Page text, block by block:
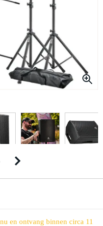
en ontvang binnen circa 11